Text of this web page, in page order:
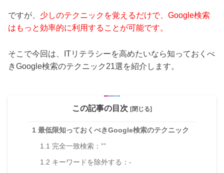
ですが、 少しのテクニックを覚えるだけで、Google検索
はもっと効率的に利用することが可能です。
そこで今回は、ITリテラシーを高めたいなら知っておくべ
きGoogle検索のテクニック21選を紹介します。
この記事の目次 [閉じる]
1 最低限知っておくべきGoogle検索のテクニック
1.1 完全一致検索：””
1.2 キーワードを除外する：-